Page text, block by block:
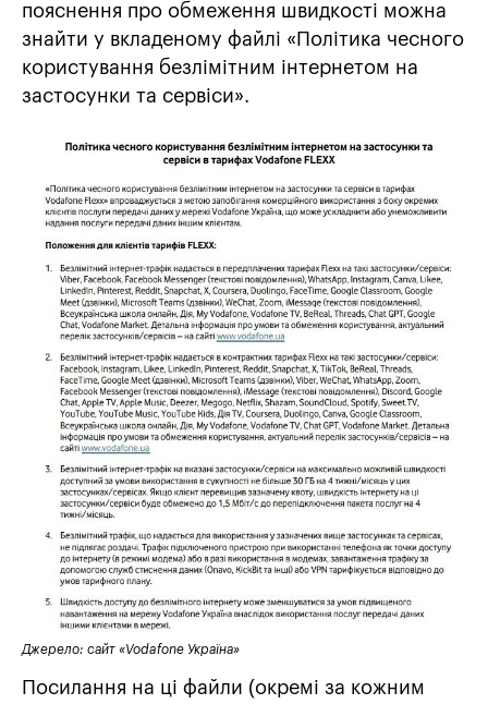
пояснення про обмеження швидкості можна
знайти у вкладеному файлі «Політика чесного
користування безлімітним інтернетом на
застосунки та сервіси».
Джерело: сайт «Vodafone Україна»
Посилання на ці файли (окремі за кожним